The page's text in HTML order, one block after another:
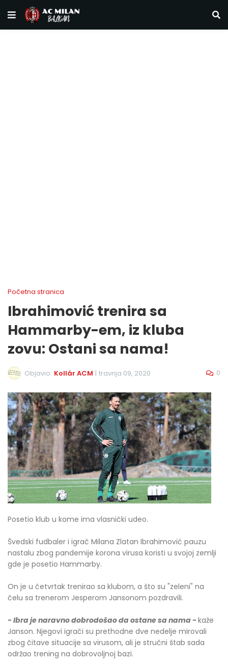
Početna stranica
Ibrahimović trenira sa
Hammarby-em, iz kluba
zovu: Ostani sa nama!
Objavio: Kollár ACM | travnja 09, 2020 0
Posetio klub u kome ima vlasnički udeo.
Švedski fudbaler i igrač Milana Zlatan Ibrahimović pauzu
nastalu zbog pandemije korona virusa koristi u svojoj zemlji
gde je posetio Hammarby.
On je u četvrtak trenirao sa klubom, a što su "zeleni" na
čelu sa trenerom Jesperom Jansonom pozdravili.
- Ibra je naravno dobrodošao da ostane sa nama - kaže
Janson. Njegovi igrači su prethodne dve nedelje mirovali
zbog čitave situacije sa virusom, ali je stručni štab sada
održao trening na dobrovoljnoj bazi.